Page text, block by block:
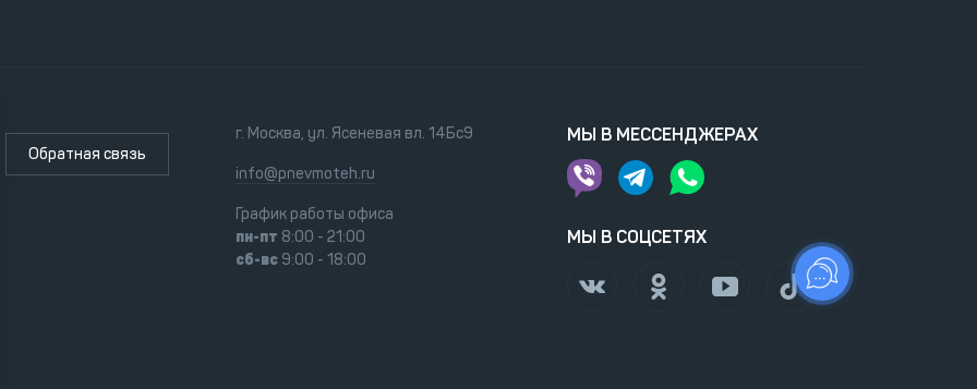
Обратная связь
г. Москва, ул. Ясеневая вл. 14Бс9
info@pnevmoteh.ru
График работы офиса
пн-пт 8:00 - 21:00
сб-вс9:00 - 18:00
МЫ В МЕССЕНДЖЕРАХ
МЫ В СОЦСЕТЯХ